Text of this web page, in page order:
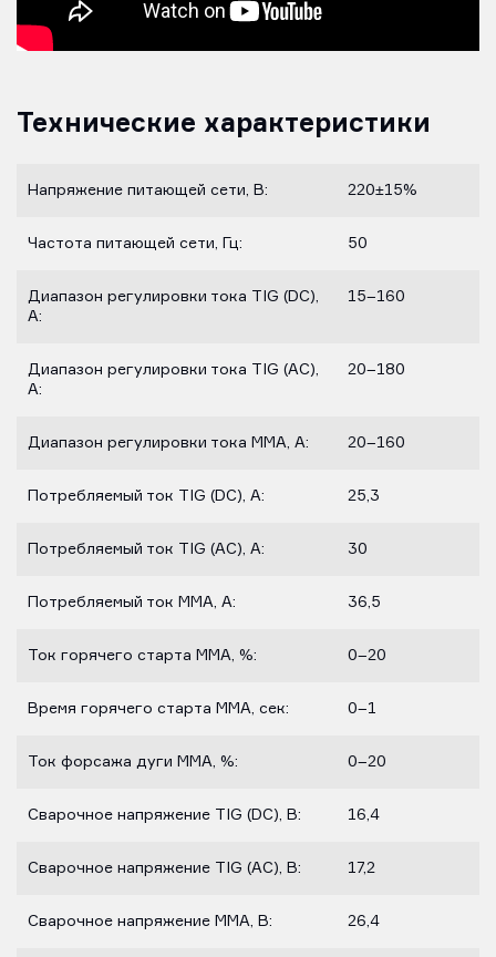
Технические характеристики
Напряжение питающей сети, В: 220±15%
Частота питающей сети, Гц: 50
Диапазон регулировки тока TIG (DC),
A:
15–160
Диапазон регулировки тока TIG (AC),
A:
20–180
Диапазон регулировки тока MMA, A: 20–160
Потребляемый ток TIG (DC), A: 25,3
Потребляемый ток TIG (AC), A: 30
Потребляемый ток MMA, A: 36,5
Ток горячего старта ММА, %: 0–20
Время горячего старта ММА, сек: 0–1
Ток форсажа дуги ММА, %: 0–20
Сварочное напряжение TIG (DC), В: 16,4
Сварочное напряжение TIG (AC), В: 17,2
Сварочное напряжение MMA, В: 26,4